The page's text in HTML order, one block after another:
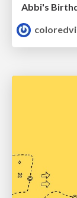
Abbi's